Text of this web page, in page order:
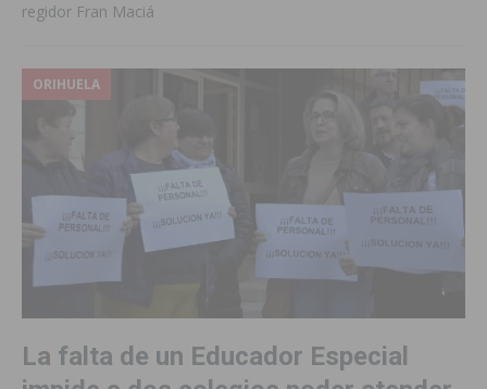
regidor Fran Maciá
ORIHUELA
La falta de un Educador Especial